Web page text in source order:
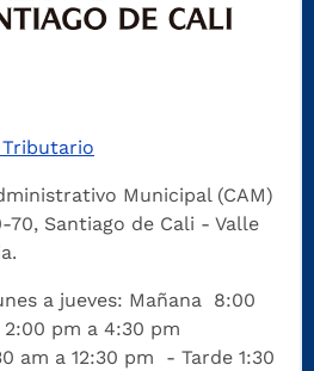
Municipal (CAM)
70, Santiago de Cali - Valle
a jueves: Mañana 8:00
2:00 pm a 4:30 pm
am a 12:30 pm - Tarde 1:30